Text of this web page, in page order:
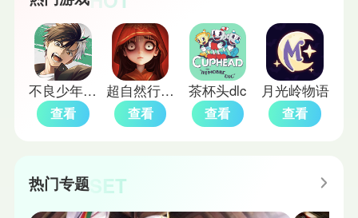
不良少年们的英雄谭日服
查看
超自然行动组2026
查看
茶杯头dlc
查看
月光岭物语
查看
热门专题SET